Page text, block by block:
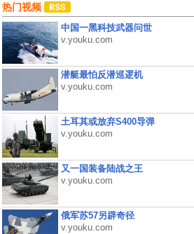
热门视频
中国一黑科技武器问世
v.youku.com
潜艇最怕反潜巡逻机
v.youku.com
土耳其或放弃S400导弹
v.youku.com
又一国装备陆战之王
v.youku.com
俄军苏57另辟奇径
v.youku.com